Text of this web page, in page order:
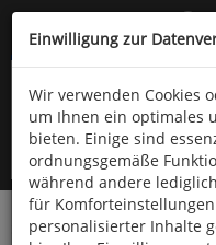
Kompletten Head der
oder
Startseite Bücher
Einwilligung zur
Wir verwenden Cookies
um Ihnen ein optimales
bieten. Einige sind
ordnungsgemäße
während andere
für
personalisierter Inhalte